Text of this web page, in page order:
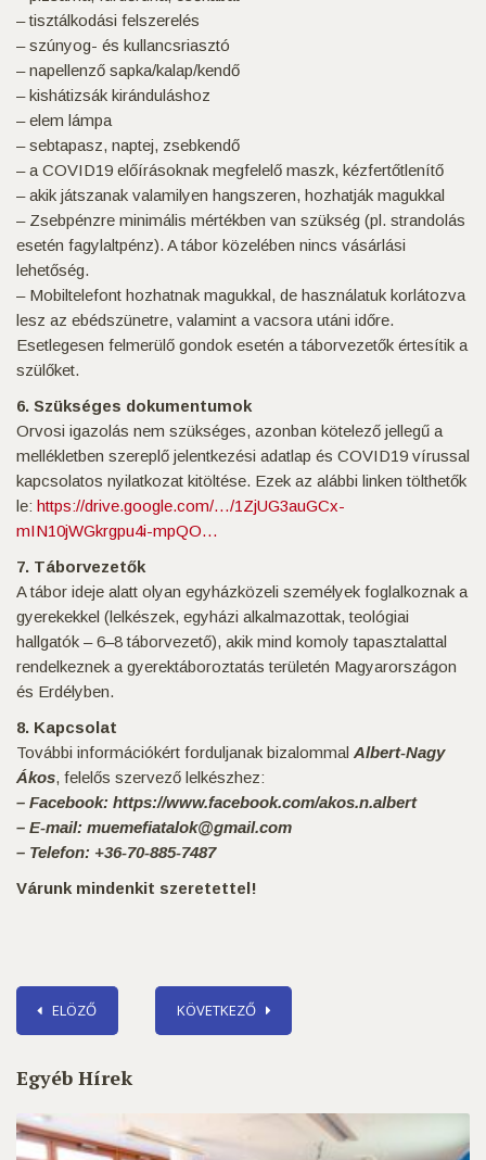
– tisztálkodási felszerelés
– szúnyog- és kullancsriasztó
– napellenző sapka/kalap/kendő
– kishátizsák kiránduláshoz
– elem lámpa
– sebtapasz, naptej, zsebkendő
– a COVID19 előírásoknak megfelelő maszk, kézfertőtlenítő
– akik játszanak valamilyen hangszeren, hozhatják magukkal
– Zsebpénzre minimális mértékben van szükség (pl. strandolás
esetén fagylaltpénz). A tábor közelében nincs vásárlási
lehetőség.
– Mobiltelefont hozhatnak magukkal, de használatuk korlátozva
lesz az ebédszünetre, valamint a vacsora utáni időre.
Esetlegesen felmerülő gondok esetén a táborvezetők értesítik a
szülőket.
6. Szükséges dokumentumok
Orvosi igazolás nem szükséges, azonban kötelező jellegű a
mellékletben szereplő jelentkezési adatlap és COVID19 vírussal
kapcsolatos nyilatkozat kitöltése. Ezek az alábbi linken tölthetők
le: https://drive.google.com/…/1ZjUG3auGCx-
mIN10jWGkrgpu4i-mpQO…
7. Táborvezetők
A tábor ideje alatt olyan egyházközeli személyek foglalkoznak a
gyerekekkel (lelkészek, egyházi alkalmazottak, teológiai
hallgatók – 6–8 táborvezető), akik mind komoly tapasztalattal
rendelkeznek a gyerektáboroztatás területén Magyarországon
és Erdélyben.
8. Kapcsolat
További információkért forduljanak bizalommal Albert-Nagy
Ákos, felelős szervező lelkészhez:
– Facebook: https://www.facebook.com/akos.n.albert
– E-mail: muemefiatalok@gmail.com
– Telefon: +36-70-885-7487
Várunk mindenkit szeretettel!
ELÖZŐ KÖVETKEZŐ
Egyéb Hírek